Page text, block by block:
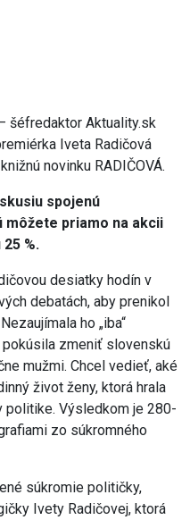
šéfredaktor Aktuality.sk
Iveta Radičová
novinku RADIČOVÁ.
spojenú
môžete priamo na akcii
%.
desiatky hodín v
debatách, aby prenikol
ho „iba“
pokúsila zmeniť slovenskú
mužmi. Chcel vedieť, aké
život ženy, ktorá hrala
politike. Výsledkom je 280-
zo súkromného
súkromie političky,
Ivety Radičovej, ktorá